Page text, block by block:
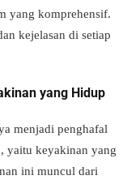
yang komprehensif.
kejelasan di setiap
yang Hidup
menjadi penghafal
, yaitu keyakinan yang
ini muncul dari